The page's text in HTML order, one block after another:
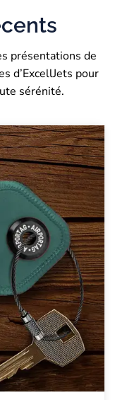
présentations de
d’ExcellJets pour
sérénité.